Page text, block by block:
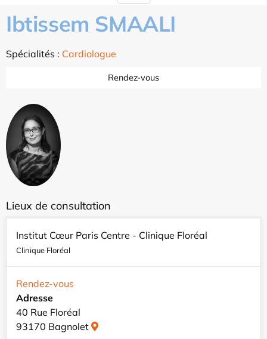
Ibtissem SMAALI
Spécialités : Cardiologue
Rendez-vous
Lieux de consultation
Institut Cœur Paris Centre - Clinique Floréal
Clinique Floréal
Rendez-vous
Adresse
40 Rue Floréal
93170 Bagnolet